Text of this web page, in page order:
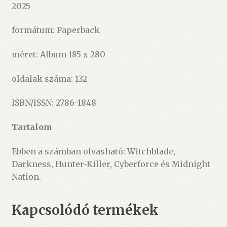
2025
formátum: Paperback
méret: Album 185 x 280
oldalak száma: 132
ISBN/ISSN: 2786-1848
Tartalom
Ebben a számban olvasható: Witchblade,
Darkness, Hunter-Killer, Cyberforce és Midnight
Nation.
Kapcsolódó termékek